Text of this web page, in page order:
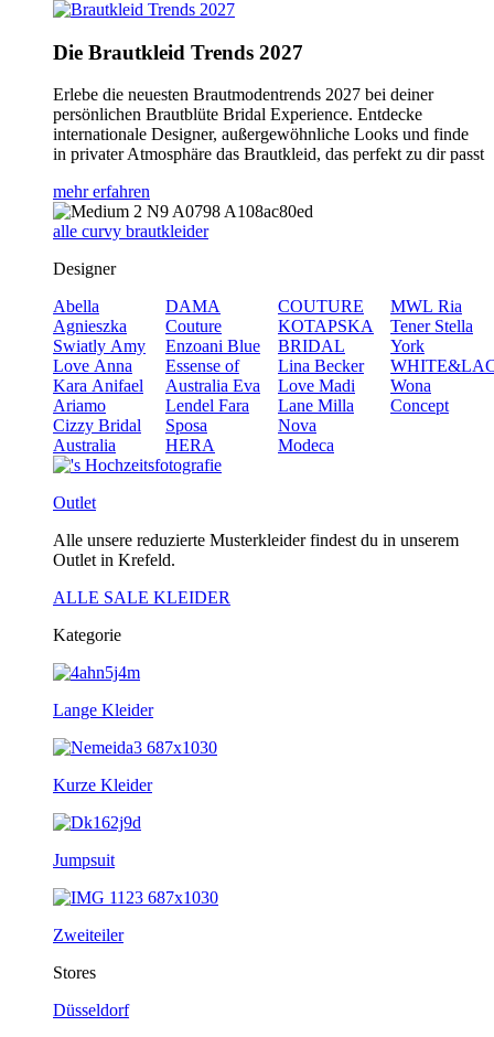
Die Brautkleid Trends 2027
Erlebe die neuesten Brautmodentrends 2027 bei deiner
persönlichen Brautblüte Bridal Experience. Entdecke
internationale Designer, außergewöhnliche Looks und finde
in privater Atmosphäre das Brautkleid, das perfekt zu dir passt
mehr erfahren
alle curvy brautkleider
Designer
Abella
Agnieszka
Swiatly Amy
Love Anna
Kara Anifael
Ariamo
Cizzy Bridal
Australia
DAMA
Couture
Enzoani Blue
Essense of
Australia Eva
Lendel Fara
Sposa
HERA
COUTURE
KOTAPSKA
BRIDAL
Lina Becker
Love Madi
Lane Milla
Nova
Modeca
MWL Ria
Tener Stella
York
Wona
Concept
Outlet
Alle unsere reduzierte Musterkleider findest du in unserem
Outlet in Krefeld.
ALLE SALE KLEIDER
Kategorie
Lange Kleider
Kurze Kleider
Jumpsuit
Zweiteiler
Stores
Düsseldorf